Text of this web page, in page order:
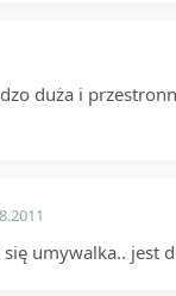
duża i
się umywalka.. jest